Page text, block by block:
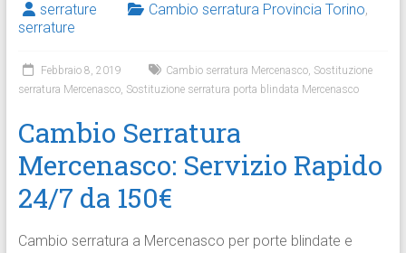
serrature Cambio serratura Provincia Torino,
serrature
Febbraio 8, 2019 Cambio serratura Mercenasco, Sostituzione
serratura Mercenasco, Sostituzione serratura porta blindata Mercenasco
Cambio Serratura
Mercenasco: Servizio Rapido
24/7 da 150€
Cambio serratura a Mercenasco per porte blindate e